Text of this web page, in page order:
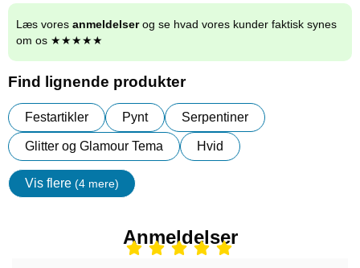
Læs vores anmeldelserog se hvad vores kunder faktisk synes
om os ★★★★★
Find lignende produkter
Festartikler Pynt Serpentiner
Glitter og Glamour Tema Hvid
Vis flere (4 mere)
Egenskaper
Anmeldelser